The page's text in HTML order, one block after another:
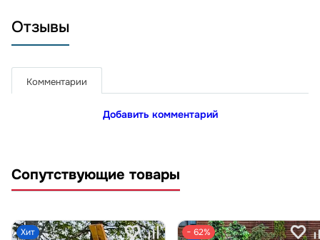
Отзывы
Комментарии
Добавить комментарий
Сопутствующие товары
Хит
− 62%